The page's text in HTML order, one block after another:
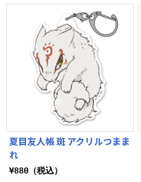
夏目友人帳 斑 アクリルつまま
れ
¥880（税込）